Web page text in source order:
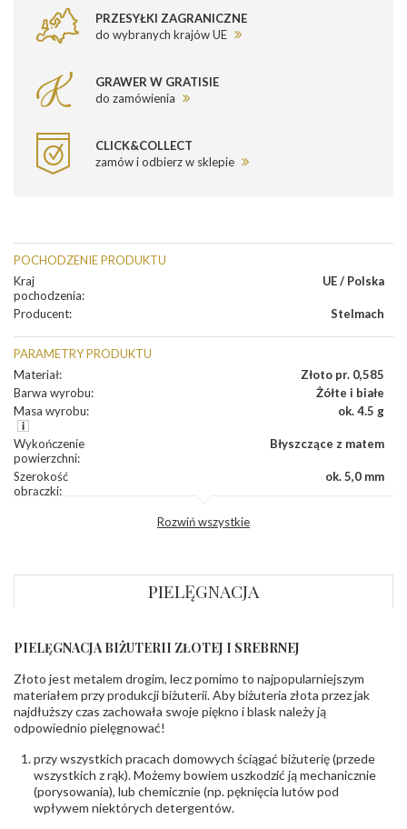
PRZESYŁKI ZAGRANICZNE
do wybranych krajów UE
GRAWER W GRATISIE
do zamówienia
CLICK&COLLECT
zamów i odbierz w sklepie
POCHODZENIE PRODUKTU
Kraj
pochodzenia:
UE / Polska
Producent: Stelmach
PARAMETRY PRODUKTU
Materiał:
Złoto pr. 0,585
Barwa wyrobu:
Żółte i białe
Masa wyrobu: ok. 4.5 g
Wykończenie
powierzchni:
Błyszczące z matem
Szerokość
obrączki:
ok. 5,0 mm
INNE PARAMETRY
Producent
odpowiedzialny:
PZ Stelmach Sp. z o.o. ul. Północna 22 45-805
Opole; NIP 7542889545; Tel. +48 77 54 90 100;
biuro@stelmach.pl
Bezpieczeństwo
ostrzeżenia:
Nie nadaje się dla dzieci w wieku poniżej 3 lat
zawierają nikiel
Rozwiń wszystkie
PIELĘGNACJA
PIELĘGNACJA BIŻUTERII ZŁOTEJ I SREBRNEJ
Złoto jest metalem drogim, lecz pomimo to najpopularniejszym
materiałem przy produkcji biżuterii. Aby biżuteria złota przez jak
najdłuższy czas zachowała swoje piękno i blask należy ją
odpowiednio pielęgnować!
przy wszystkich pracach domowych ściągać biżuterię (przede
wszystkich z rąk). Możemy bowiem uszkodzić ją mechanicznie
(porysowania), lub chemicznie (np. pęknięcia lutów pod
wpływem niektórych detergentów.